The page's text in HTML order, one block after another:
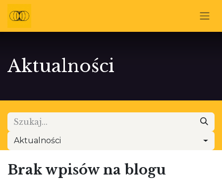
Skip to Content
Aktualności
Aktualności
Brak wpisów na blogu